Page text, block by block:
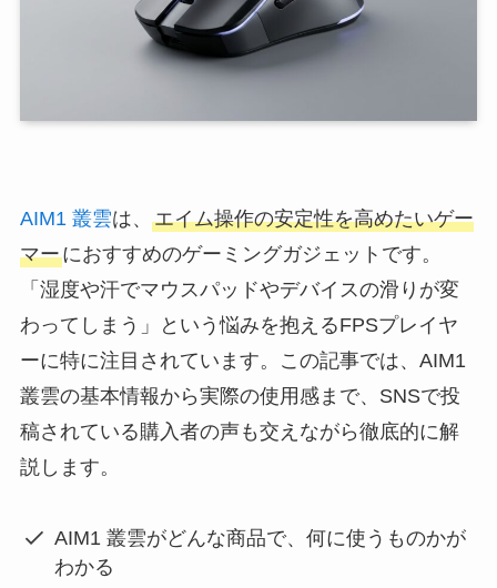
AIM1 叢雲は、 エイム操作の安定性を高めたいゲー
マーにおすすめのゲーミングガジェットです。
「湿度や汗でマウスパッドやデバイスの滑りが変
わってしまう」という悩みを抱えるFPSプレイヤ
ーに特に注目されています。この記事では、AIM1
叢雲の基本情報から実際の使用感まで、SNSで投
稿されている購入者の声も交えながら徹底的に解
説します。
AIM1 叢雲がどんな商品で、何に使うものかが
わかる